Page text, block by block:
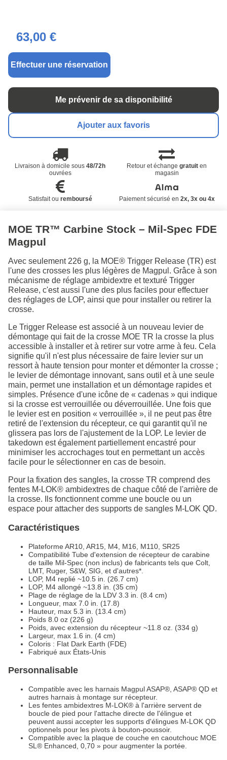
63,00 €
Effectuer une réservation
Me prévenir de sa disponibilité
Ajouter aux favoris
Livraison à domicile sous48/72h
ouvrées
Retour et échangegratuit en
magasin
Satisfait ou remboursé Paiement sécurisé en 2x, 3x ou 4x
MOE TR™ Carbine Stock – Mil-Spec FDE
Magpul
Avec seulement 226 g, la MOE® Trigger Release (TR) est
l'une des crosses les plus légères de Magpul. Grâce à son
mécanisme de réglage ambidextre et texturé Trigger
Release, c'est aussi l'une des plus faciles pour effectuer
des réglages de LOP, ainsi que pour installer ou retirer la
crosse.
Le Trigger Release est associé à un nouveau levier de
démontage qui fait de la crosse MOE TR la crosse la plus
accessible à installer et à retirer sur votre arme à feu. Cela
signifie qu'il n'est plus nécessaire de faire levier sur un
ressort à haute tension pour monter et démonter la crosse ;
le levier de démontage innovant, sans outil et à une seule
main, permet une installation et un démontage rapides et
simples. Présence d'une icône de « cadenas » qui indique
si la crosse est verrouillée ou déverrouillée. Une fois que
le levier est en position « verrouillée », il ne peut pas être
retiré de l'extension du récepteur, ce qui garantit qu'il ne
glissera pas lors de l'ajustement de la LOP. Le levier de
takedown est également partiellement encastré pour
minimiser les accrochages tout en permettant un accès
facile pour le sélectionner en cas de besoin.
Pour la fixation des sangles, la crosse TR comprend des
fentes M-LOK® ambidextres de chaque côté de l'arrière de
la crosse. Ils fonctionnent comme une boucle ou un
espace pour attacher des supports de sangles M-LOK QD.
Caractéristiques
Plateforme AR10, AR15, M4, M16, M110, SR25
Compatibilité Tube d'extension de récepteur de carabine
de taille Mil-Spec (non inclus) de fabricants tels que Colt,
LMT, Ruger, S&W, SIG, et d'autres*.
LOP, M4 replié ~10.5 in. (26.7 cm)
LOP, M4 allongé ~13.8 in. (35 cm)
Plage de réglage de la LDV 3.3 in. (8.4 cm)
Longueur, max 7.0 in. (17.8)
Hauteur, max 5.3 in. (13.4 cm)
Poids 8.0 oz (226 g)
Poids, avec extension du récepteur ~11.8 oz. (334 g)
Largeur, max 1.6 in. (4 cm)
Coloris : Flat Dark Earth (FDE)
Fabriqué aux États-Unis
Personnalisable
Compatible avec les harnais Magpul ASAP®, ASAP® QD et
autres harnais à montage sur récepteur.
Les fentes ambidextres M-LOK® à l'arrière servent de
boucle de pied pour l'attache directe de l'élingue et
peuvent aussi accepter les supports d'élingues M-LOK QD
optionnels pour les pivots à bouton-poussoir.
Compatible avec la plaque de couche en caoutchouc MOE
SL® Enhanced, 0,70 » pour augmenter la portée.